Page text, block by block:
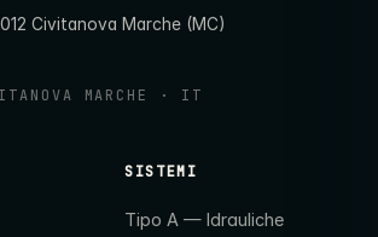
Civitanova Marche (MC)
MARCHE · IT
SISTEMI
Tipo A — Idrauliche